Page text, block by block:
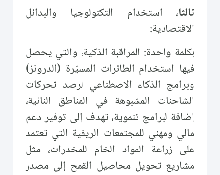
ثالثا، استخدام التكنولوجيا والبدائل
الاقتصادية:
بكلمة واحدة: المراقبة الذكية، والتي يحصل
فيها استخدام الطائرات المسيّرة (الدرونز)
وبرامج الذكاء الاصطناعي لرصد تحركات
الشاحنات المشبوهة في المناطق النائية،
إضافة لبرامج تنموية، تهدف إلى توفير دعم
مالي ومهني للمجتمعات الريفية التي تعتمد
على زراعة المواد الخام للمخدرات، مثل
مشاريع تحويل محاصيل القمح إلى مصدر